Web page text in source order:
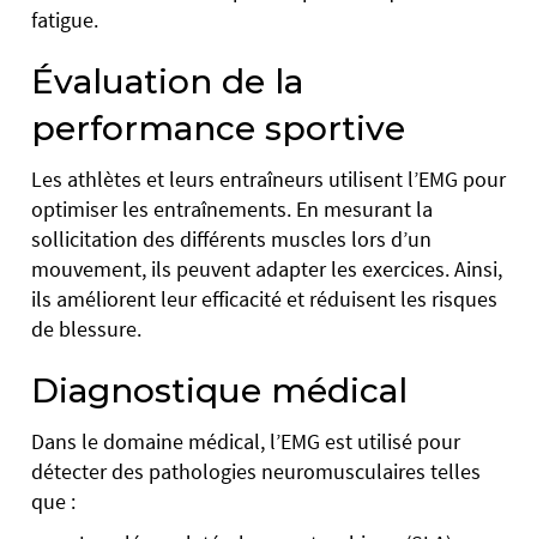
fatigue.
Évaluation de la
performance sportive
Les athlètes et leurs entraîneurs utilisent l’EMG pour
optimiser les entraînements. En mesurant la
sollicitation des différents muscles lors d’un
mouvement, ils peuvent adapter les exercices. Ainsi,
ils améliorent leur efficacité et réduisent les risques
de blessure.
Diagnostique médical
Dans le domaine médical, l’EMG est utilisé pour
détecter des pathologies neuromusculaires telles
que :